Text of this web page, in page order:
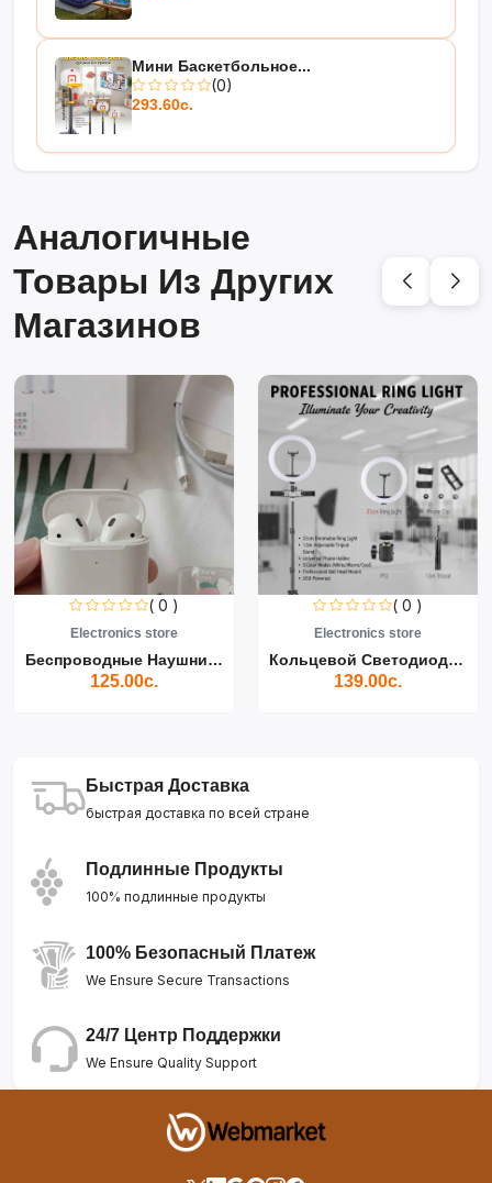
Мини Баскетбольное...
(0)
293.60с.
Аналогичные
Товары Из Других
Магазинов
( 0 )
Electronics store
Беспроводные Наушники Air...
125.00с.
( 0 )
Electronics store
Кольцевой Светодиодный Св...
139.00с.
Быстрая Доставка
быстрая доставка по всей стране
Подлинные Продукты
100% подлинные продукты
100% Безопасный Платеж
We Ensure Secure Transactions
24/7 Центр Поддержки
We Ensure Quality Support